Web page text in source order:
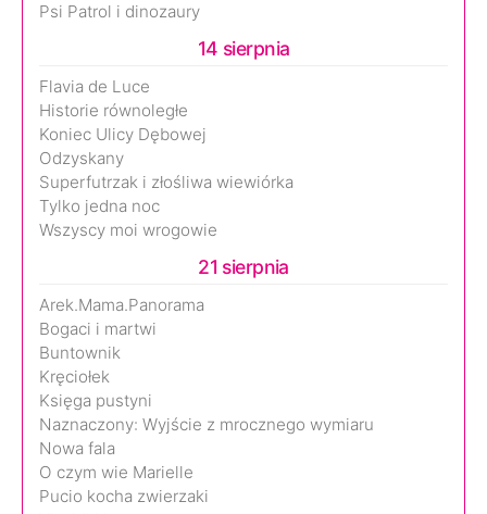
Psi Patrol i dinozaury
14 sierpnia
Flavia de Luce
Historie równoległe
Koniec Ulicy Dębowej
Odzyskany
Superfutrzak i złośliwa wiewiórka
Tylko jedna noc
Wszyscy moi wrogowie
21 sierpnia
Arek.Mama.Panorama
Bogaci i martwi
Buntownik
Kręciołek
Księga pustyni
Naznaczony: Wyjście z mrocznego wymiaru
Nowa fala
O czym wie Marielle
Pucio kocha zwierzaki